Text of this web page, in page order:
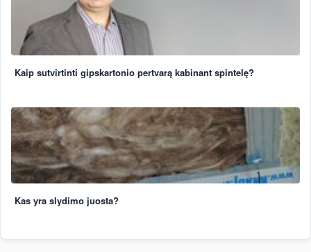
Kaip sutvirtinti gipskartonio pertvarą kabinant spintelę?
Kas yra slydimo juosta?